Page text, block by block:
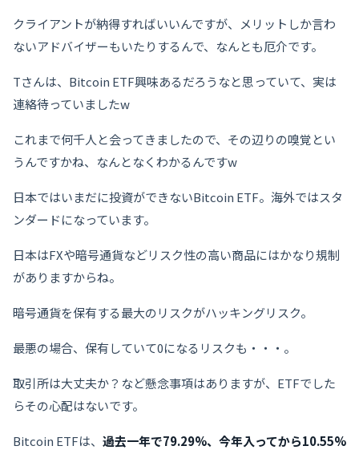
クライアントが納得すればいいんですが、メリットしか言わ
ないアドバイザーもいたりするんで、なんとも厄介です。
Tさんは、Bitcoin ETF興味あるだろうなと思っていて、実は
連絡待っていましたw
これまで何千人と会ってきましたので、その辺りの嗅覚とい
うんですかね、なんとなくわかるんですw
日本ではいまだに投資ができないBitcoin ETF。海外ではスタ
ンダードになっています。
日本はFXや暗号通貨などリスク性の高い商品にはかなり規制
がありますからね。
暗号通貨を保有する最大のリスクがハッキングリスク。
最悪の場合、保有していて0になるリスクも・・・。
取引所は大丈夫か？など懸念事項はありますが、ETFでした
らその心配はないです。
Bitcoin ETFは、 過去一年で79.29%、今年入ってから10.55%